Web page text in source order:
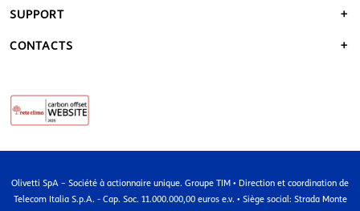
SUPPORT
CONTACTS
Olivetti SpA – Société à actionnaire unique. Groupe TIM • Direction et coordination de
Telecom Italia S.p.A. - Cap. Soc. 11.000.000,00 euros e.v. • Siège social: Strada Monte